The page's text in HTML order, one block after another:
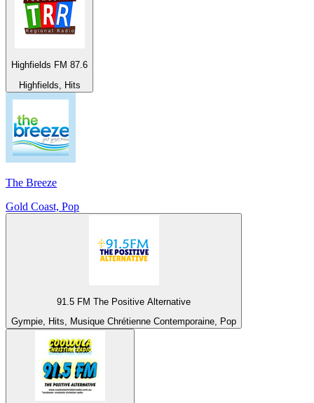
Highfields FM 87.6
Highfields, Hits
The Breeze
Gold Coast, Pop
91.5 FM The Positive Alternative
Gympie, Hits, Musique Chrétienne Contemporaine, Pop